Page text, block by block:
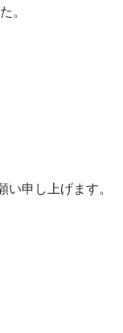
。
申し上げます。